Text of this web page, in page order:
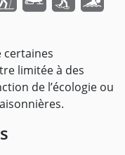
certaines
limitée à des
de l’écologie ou